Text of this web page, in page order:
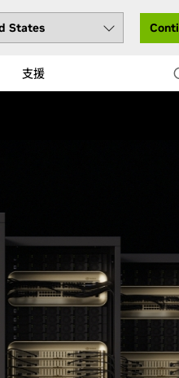
支援